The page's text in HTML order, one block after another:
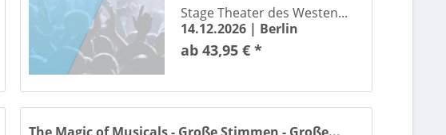
Agnes Obel
Alexander Klaws
Stage Theater des Westen...
14.12.2026 | Berlin
ab 43,95 € *